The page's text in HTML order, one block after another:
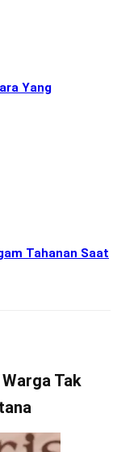
Yang
Tahanan Saat
Tak